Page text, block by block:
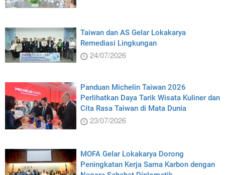
Taiwan dan AS Gelar Lokakarya
Remediasi Lingkungan
24/07/2026
Panduan Michelin Taiwan 2026
Perlihatkan Daya Tarik Wisata Kuliner dan
Cita Rasa Taiwan di Mata Dunia
23/07/2026
MOFA Gelar Lokakarya Dorong
Peningkatan Kerja Sama Karbon dengan